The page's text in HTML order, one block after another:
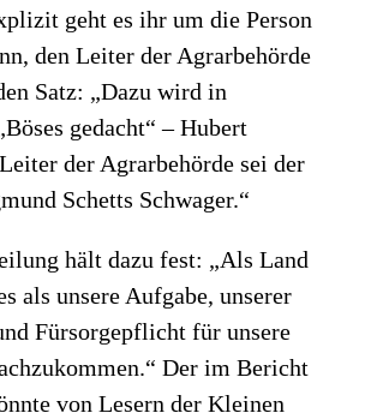
geht es ihr um die Person
den Leiter der Agrarbehörde
Satz: „Dazu wird in
gedacht“ – Hubert
der Agrarbehörde sei der
Schetts Schwager.“
hält dazu fest: „Als Land
als unsere Aufgabe, unserer
Fürsorgepflicht für unsere
Der im Bericht
von Lesern der Kleinen